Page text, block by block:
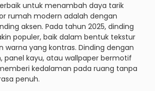
untuk menambah daya tarik
rumah modern adalah dengan
aksen. Pada tahun 2025, dinding
populer, baik dalam bentuk tekstur
warna yang kontras. Dinding dengan
panel kayu, atau wallpaper bermotif
kedalaman pada ruang tanpa
penuh.